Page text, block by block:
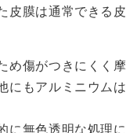
皮膜は通常できる
め傷がつきにくく
にもアルミニウム
に無色透明な処理